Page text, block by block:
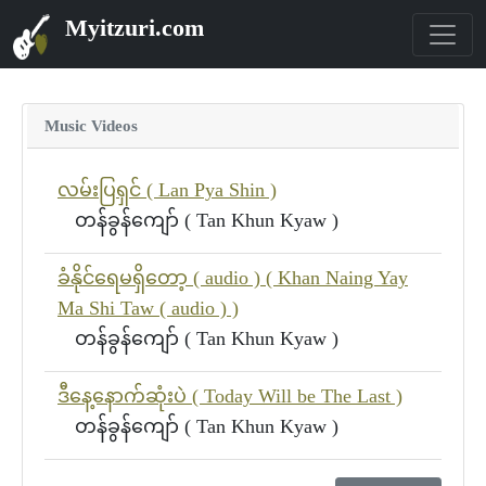
Myitzuri.com
Music Videos
လမ်းပြရှင် ( Lan Pya Shin )
တန်ခွန်ကျော် ( Tan Khun Kyaw )
ခံနိုင်ရေမရှိတော့ ( audio ) ( Khan Naing Yay
Ma Shi Taw ( audio ) )
တန်ခွန်ကျော် ( Tan Khun Kyaw )
ဒီနေ့နောက်ဆုံးပဲ ( Today Will be The Last )
တန်ခွန်ကျော် ( Tan Khun Kyaw )